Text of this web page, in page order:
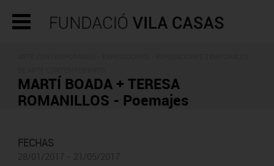
MARTÍ BOADA + TERESA
ROMANILLOS - Poemajes
FECHAS